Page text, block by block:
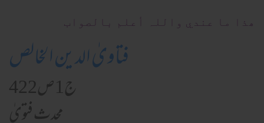
ھذا ما عندي واللہ أعلم بالصواب
فتاویٰ الدین الخالص
ج1ص422
محدث فتویٰ